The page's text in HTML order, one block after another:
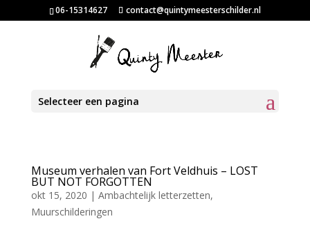
06-15314627 contact@quintymeesterschilder.nl
Selecteer een pagina
Museum verhalen van Fort Veldhuis – LOST
BUT NOT FORGOTTEN
okt 15, 2020 | Ambachtelijk letterzetten,
Muurschilderingen